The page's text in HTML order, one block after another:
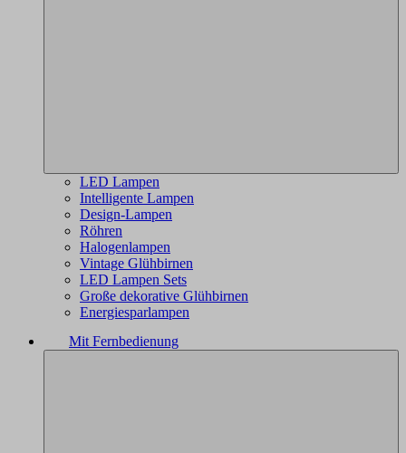
LED Lampen
Intelligente Lampen
Design-Lampen
Röhren
Halogenlampen
Vintage Glühbirnen
LED Lampen Sets
Große dekorative Glühbirnen
Energiesparlampen
Mit Fernbedienung